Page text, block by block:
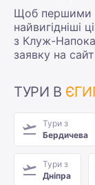
Щоб першими
найвигідніші
з Клуж-
заявку на
ТУРИ В
Тури з
Бердичева
Тури з
Дніпра